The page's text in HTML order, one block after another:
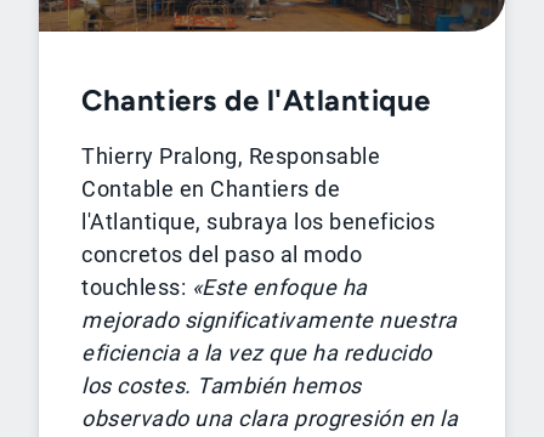
Chantiers de l'Atlantique
Thierry Pralong, Responsable
Contable en Chantiers de
l'Atlantique, subraya los beneficios
concretos del paso al modo
touchless: «Este enfoque ha
mejorado significativamente nuestra
eficiencia a la vez que ha reducido
los costes. También hemos
observado una clara progresión en la